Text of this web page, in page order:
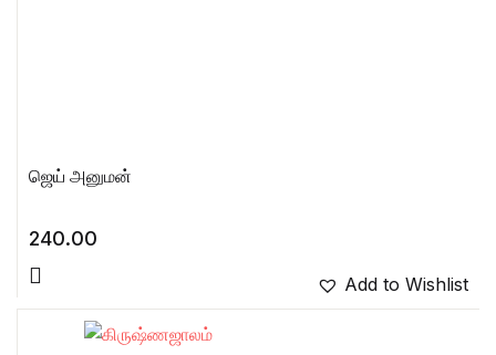
ஜெய் அனுமன்
240.00
Add to Wishlist